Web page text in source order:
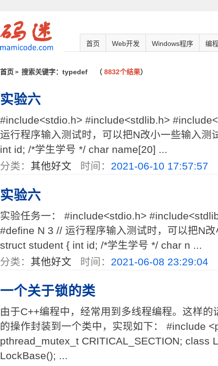
首页 Web开发 Windows程序 编
首页 > 搜索关键字：typedef （ 8832个结果）
实验六
#include<stdio.h> #include<stdlib.h>
运行程序输入测试时，可以把N改小一些输入
int id; /*学生学号 */ char name[20] ...
分类： 其他好文 时间： 2021-06-10 17:57:57
实验六
实验任务一： #include<stdio.h>
#define N 3 // 运行程序输入测试时，可以把N
struct student { int id; /*学生学号 */ char n ...
分类： 其他好文 时间： 2021-06-08 23:29:04
一个关于锁的类
由于C++编程中，经常用到多线程编程。这样
的操作封装到一个类中，实现如下： #include
pthread_mutex_t CRITICAL_SECTION; class
LockBase(); ...